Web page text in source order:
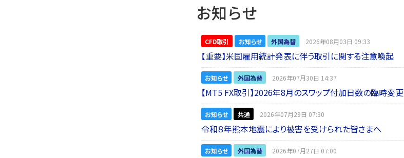
お知らせ
CFD取引 お知らせ 外国為替 2026年08月03日 09:33
【重要】米国雇用統計発表に伴う取引に関する注意喚起
お知らせ 外国為替 2026年07月30日 14:37
【MT5 FX取引】2026年8月のスワップ付加日数の臨時変更
お知らせ 共通 2026年07月29日 07:30
令和８年熊本地震により被害を受けられた皆さまへ
お知らせ 外国為替 2026年07月27日 07:00